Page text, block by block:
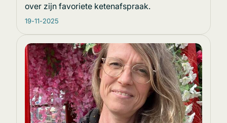
over zijn favoriete ketenafspraak.
19-11-2025